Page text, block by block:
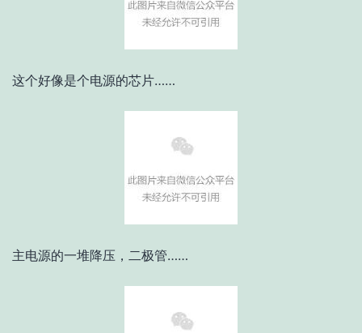
这个好像是个电源的芯片……
主电源的一堆降压，二极管……